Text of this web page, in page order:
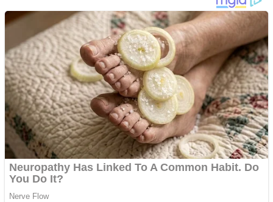
Anchetă incendiară la
Gherla, polițist acuzat de
abuz în serviciu